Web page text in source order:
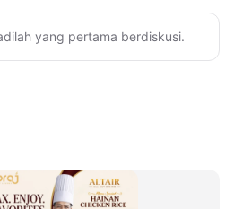
yang pertama berdiskusi.